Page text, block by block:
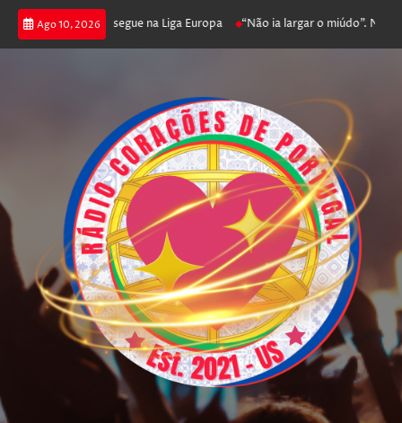
Ago 10, 2026
poker e prossegue na Liga Europa “Não ia largar o miúdo”.